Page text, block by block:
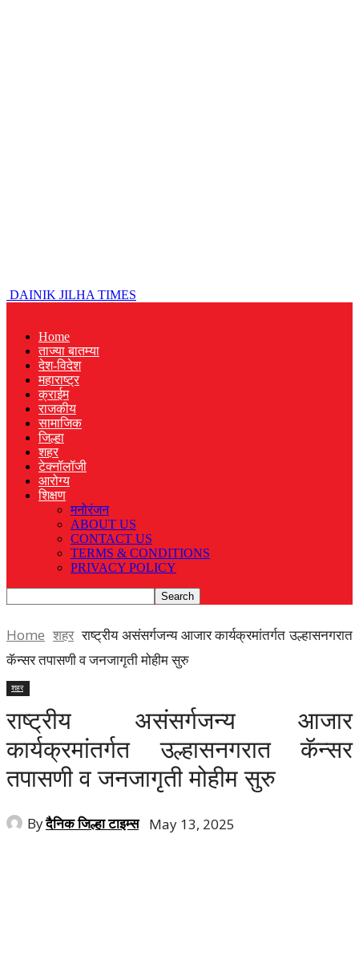
DAINIK JILHA TIMES
Home
ताज्या बातम्या
देश-विदेश
महाराष्ट्र
क्राईम
राजकीय
सामाजिक
जिल्हा
शहर
टेक्नॉलॉजी
आरोग्य
शिक्षण
मनोरंजन
ABOUT US
CONTACT US
TERMS & CONDITIONS
PRIVACY POLICY
Home शहर राष्ट्रीय असंसर्गजन्य आजार कार्यक्रमांतर्गत उल्हासनगरात
कॅन्सर तपासणी व जनजागृती मोहीम सुरु
शहर
राष्ट्रीय असंसर्गजन्य आजार
कार्यक्रमांतर्गत उल्हासनगरात कॅन्सर
तपासणी व जनजागृती मोहीम सुरु
Byदैनिक जिल्हा टाइम्स May 13, 2025